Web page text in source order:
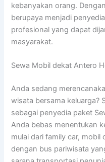
kebanyakan orang.
berupaya menjadi
profesional yang dapat
masyarakat.
Sewa Mobil dekat Antero
Anda sedang
wisata bersama keluarga?
sebagai penyedia paket
Anda bebas menentukan
mulai dari family car, mobil
dengan bus pariwisata